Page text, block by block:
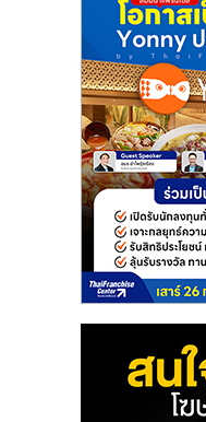
ไชส์
แฟ
ไชส์
ขาย
หน้า